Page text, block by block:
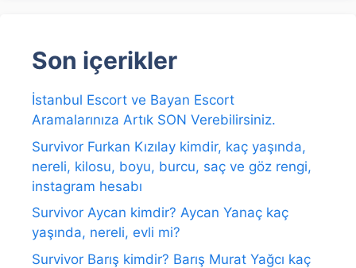
Son içerikler
İstanbul Escort ve Bayan Escort
Aramalarınıza Artık SON Verebilirsiniz.
Survivor Furkan Kızılay kimdir, kaç yaşında,
nereli, kilosu, boyu, burcu, saç ve göz rengi,
instagram hesabı
Survivor Aycan kimdir? Aycan Yanaç kaç
yaşında, nereli, evli mi?
Survivor Barış kimdir? Barış Murat Yağcı kaç